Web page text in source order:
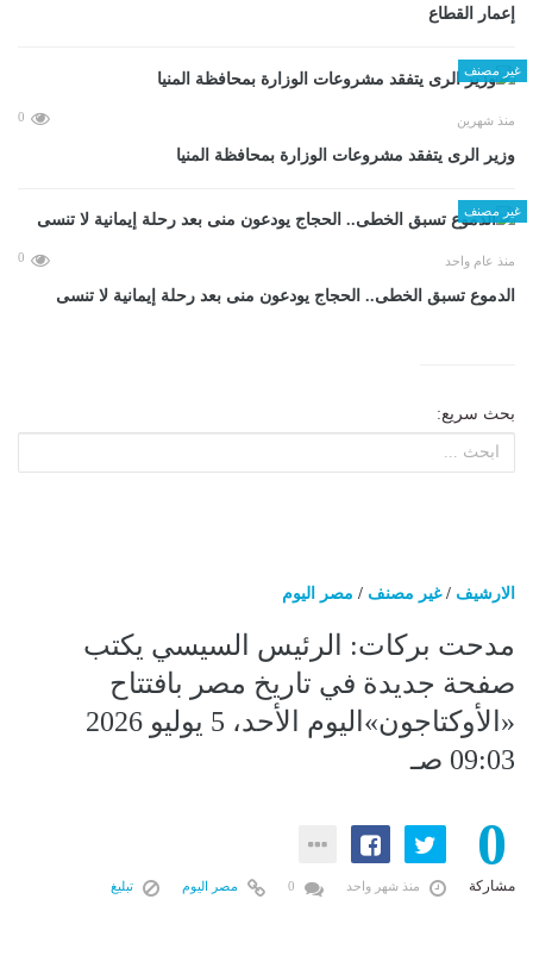
إعمار القطاع
غير مصنف
منذ شهرين 0
وزير الرى يتفقد مشروعات الوزارة بمحافظة المنيا
غير مصنف
منذ عام واحد 0
الدموع تسبق الخطى.. الحجاج يودعون منى بعد رحلة إيمانية لا تنسى
بحث سريع:
الارشيف /غير مصنف / مصر اليوم
مدحت بركات: الرئيس السيسي يكتب
صفحة جديدة في تاريخ مصر بافتتاح
«الأوكتاجون»اليوم الأحد، 5 يوليو 2026
09:03 صـ
0
مشاركة منذ شهر واحد مصر اليوم تبليغ